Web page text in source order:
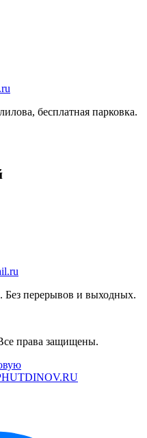
бесплатная парковка.
Без перерывов и выходных.
права защищены.